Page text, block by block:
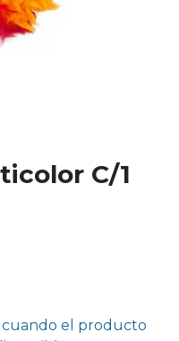
C/1
cuando el producto